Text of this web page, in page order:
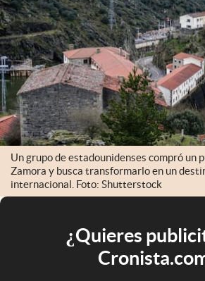
Un grupo de estadounidenses compró un
Zamora y busca transformarlo en un
internacional. Foto: Shutterstock
¿Quieres